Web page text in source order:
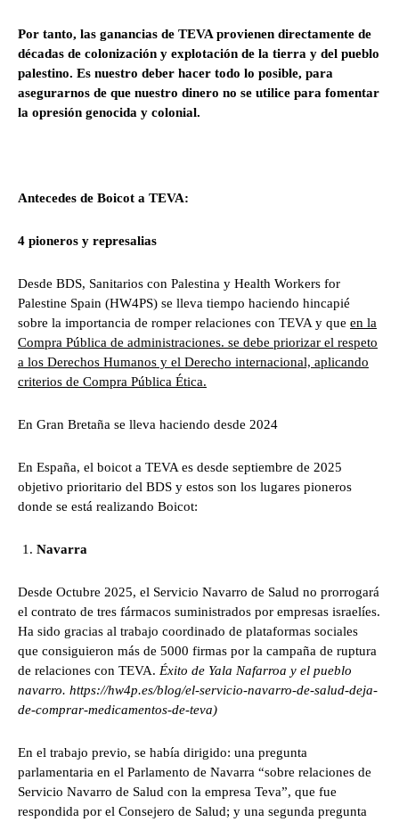
Por tanto, las ganancias de TEVA provienen directamente de
décadas de colonización y explotación de la tierra y del pueblo
palestino. Es nuestro deber hacer todo lo posible, para
asegurarnos de que nuestro dinero no se utilice para fomentar
la opresión genocida y colonial.
Antecedes de Boicot a TEVA:
4 pioneros y represalias
Desde BDS, Sanitarios con Palestina y Health Workers for
Palestine Spain (HW4PS) se lleva tiempo haciendo hincapié
sobre la importancia de romper relaciones con TEVA y que en la
Compra Pública de administraciones. se debe priorizar el respeto
a los Derechos Humanos y el Derecho internacional, aplicando
criterios de Compra Pública Ética.
En Gran Bretaña se lleva haciendo desde 2024
En España, el boicot a TEVA es desde septiembre de 2025
objetivo prioritario del BDS y estos son los lugares pioneros
donde se está realizando Boicot:
Navarra
Desde Octubre 2025, el Servicio Navarro de Salud no prorrogará
el contrato de tres fármacos suministrados por empresas israelíes.
Ha sido gracias al trabajo coordinado de plataformas sociales
que consiguieron más de 5000 firmas por la campaña de ruptura
de relaciones con TEVA. Éxito de Yala Nafarroa y el pueblo
navarro. https://hw4p.es/blog/el-servicio-navarro-de-salud-deja-
de-comprar-medicamentos-de-teva)
En el trabajo previo, se había dirigido: una pregunta
parlamentaria en el Parlamento de Navarra “sobre relaciones de
Servicio Navarro de Salud con la empresa Teva”, que fue
respondida por el Consejero de Salud; y una segunda pregunta